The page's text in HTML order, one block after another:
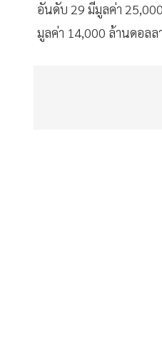
อันดับ 29 มีมูลค่า
มูลค่า 14,000 ล้านดอลล